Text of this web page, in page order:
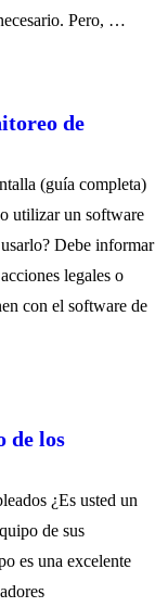
Pero, …
de
(guía completa)
utilizar un software
Debe informar
legales o
con el software de
de los
¿Es usted un
de sus
es una excelente